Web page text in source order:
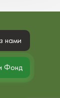
нами
Фонд